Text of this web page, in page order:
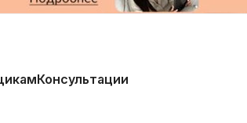
Консультации